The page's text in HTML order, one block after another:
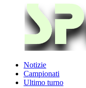
Notizie
Campionati
Ultimo turno